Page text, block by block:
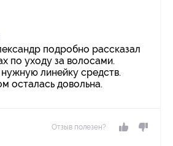
подробно рассказал
по уходу за волосами.
линейку средств.
осталась довольна.
Отзыв полезен?